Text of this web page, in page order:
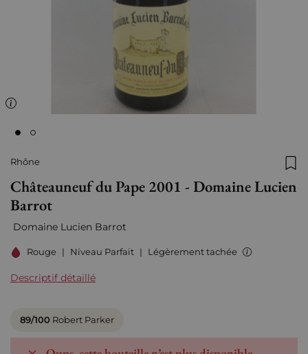
Rhône
Châteauneuf du Pape 2001 - Domaine Lucien
Barrot
Domaine Lucien Barrot
Rouge | Niveau Parfait | Légèrement tachée
Descriptif détaillé
89/100 Robert Parker